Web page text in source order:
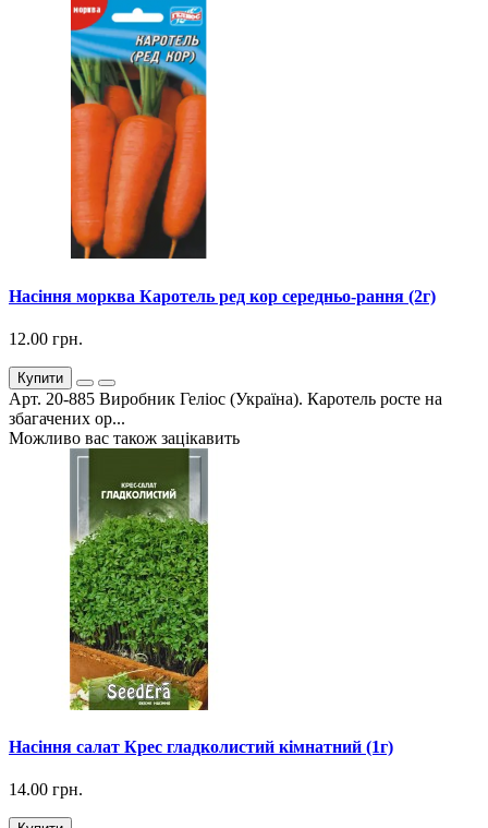
Насіння морква Каротель ред кор середньо-рання (2г)
12.00 грн.
Купити
Арт. 20-885 Виробник Геліос (Україна). Каротель росте на
збагачених ор...
Можливо вас також зацікавить
Насіння салат Крес гладколистий кімнатний (1г)
14.00 грн.